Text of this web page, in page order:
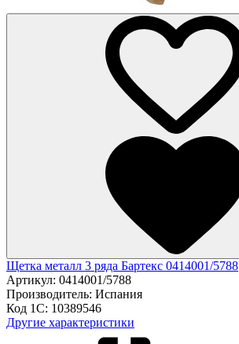
Щетка металл 3 ряда Бартекс 0414001/5788
Артикул: 0414001/5788
Производитель: Испания
Код 1С: 10389546
Другие характеристики